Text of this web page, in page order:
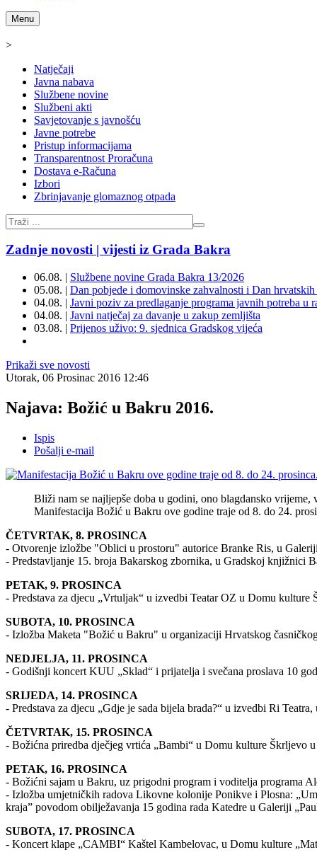
Menu
>
Natječaji
Javna nabava
Službene novine
Službeni akti
Savjetovanje s javnošću
Javne potrebe
Pristup informacijama
Transparentnost Proračuna
Dostava e-Računa
Izbori
Zbrinjavanje glomaznog otpada
Zadnje novosti | vijesti iz Grada Bakra
06.08. | Službene novine Grada Bakra 13/2026
05.08. | Dan pobjede i domovinske zahvalnosti i Dan
04.08. | Javni poziv za predlaganje programa javnih potreba
04.08. | Javni natječaj za davanje u zakup zemljišta
03.08. | Prijenos uživo: 9. sjednica Gradskog vijeća
Prikaži sve novosti
Utorak, 06 Prosinac 2016 12:46
Najava: Božić u Bakru 2016.
Ispis
Pošalji e-mail
Bliži nam se najljepše doba u godini, ono blagdansko
Manifestacija Božić u Bakru ove godine traje od 8. do 24.
ČETVRTAK, 8. PROSINCA
- Otvorenje izložbe "Oblici u prostoru" autorice Branke Ris, u
- Predstavljanje 15. broja Bakarskog zbornika, u Gradskoj knjižnici
PETAK, 9. PROSINCA
- Predstava za djecu „Vrtuljak“ u izvedbi Teatar OZ u Domu kulture
SUBOTA, 10. PROSINCA
- Izložba Maketa "Božić u Bakru" u organizaciji Hrvatskog
NEDJELJA, 11. PROSINCA
- Godišnji koncert KUU „Sklad“ i prijatelja i svečana proslava 10
SRIJEDA, 14. PROSINCA
- Predstava za djecu „Gdje je sada bijela brada?“ u izvedbi Ri
ČETVRTAK, 15. PROSINCA
- Božićna priredba dječjeg vrtića „Bambi“ u Domu kulture Škrljevo
PETAK, 16. PROSINCA
- Božićni sajam u Bakru, uz prigodni program i voditelja programa
- Izložba umjetničkih radova Likovne kolonije Ponikve i Plosna:
kraja” povodom obilježavanja 15 godina rada Katedre u Galeriji
SUBOTA, 17. PROSINCA
- Koncert klape „CAMBI“ Kaštel Kambelovac, u Domu kulture